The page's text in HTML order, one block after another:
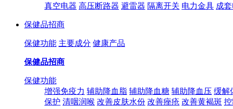
真空电器 高压断路器 避雷器 隔离开关 电力金具 成
保健品招商
保健功能 主要成分 健康产品
保健品招商
保健功能
增强免疫力 辅助降血脂 辅助降血糖 辅助降血压 缓解
保护 清咽润喉 改善皮肤水份 改善痤疮 改善黄褐斑